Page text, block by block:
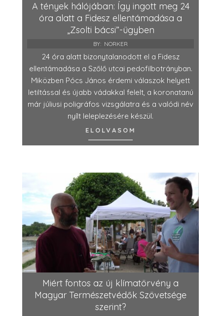
A tények hálójában: Így ingott meg 24
óra alatt a Fidesz ellentámadása a
„Zsolti bácsi”-ügyben
BY: NORKER
24 óra alatt bizonytalanodott el a Fidesz
ellentámadása a Szőlő utcai pedofilbotrányban.
Miközben Pócs János érdemi válaszok helyett
letiltással és újabb vádakkal felelt, a koronatanú
már júliusi poligráfos vizsgálatra és a valódi név
nyílt leleplezésére készül.
ELOLVASOM
Miért fontos az új klímatörvény a
Magyar Természetvédők Szövetsége
szerint?